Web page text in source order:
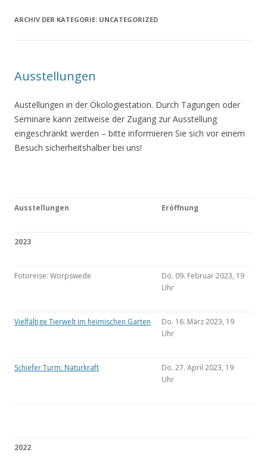
ARCHIV DER KATEGORIE: UNCATEGORIZED
Ausstellungen
Austellungen in der Ökologiestation. Durch Tagungen oder
Seminare kann zeitweise der Zugang zur Ausstellung
eingeschränkt werden – bitte informieren Sie sich vor einem
Besuch sicherheitshalber bei uns!
Ausstellungen Eröffnung
2023
Fotoreise: Worpswede
Do. 09. Februar 2023, 19
Uhr
Vielfältige Tierwelt im heimischen Garten
Do. 16. März 2023, 19
Uhr
Schiefer Turm: Naturkraft
Do. 27. April 2023, 19
Uhr
2022